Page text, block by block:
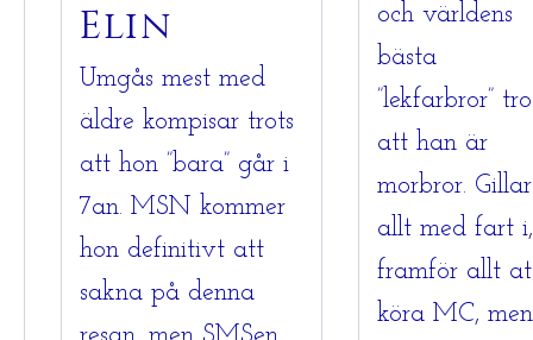
Elin
Umgås mest med
äldre kompisar trots
att hon ”bara” går i
7an. MSN kommer
hon definitivt att
sakna på denna
och världens
bästa
”lekfarbror”
att han är
morbror. Gillar
allt med fart i,
framför allt
köra MC, men